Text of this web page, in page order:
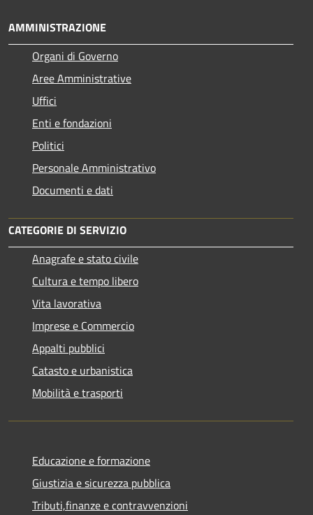
AMMINISTRAZIONE
Organi di Governo
Aree Amministrative
Uffici
Enti e fondazioni
Politici
Personale Amministrativo
Documenti e dati
CATEGORIE DI SERVIZIO
Anagrafe e stato civile
Cultura e tempo libero
Vita lavorativa
Imprese e Commercio
Appalti pubblici
Catasto e urbanistica
Mobilità e trasporti
Educazione e formazione
Giustizia e sicurezza pubblica
Tributi,finanze e contravvenzioni